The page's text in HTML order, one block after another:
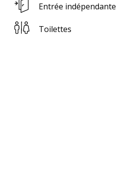
Entrée indépendante
Toilettes